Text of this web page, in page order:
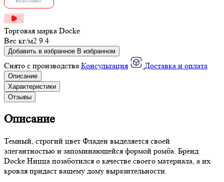
Торговая марка Docke
Вес кг/м2 9.4
Добавить в избранное В избранном
Снято с производства Консультация Доставка и оплата
Описание
Характеристики
Отзывы
Описание
Темный, строгий цвет Фладен выделяется своей
элегантностью и запоминающейся формой ромба. Бренд
Docke Ницца позаботился о качестве своего материала, а их
кровля придаст вашему дому выразительности.